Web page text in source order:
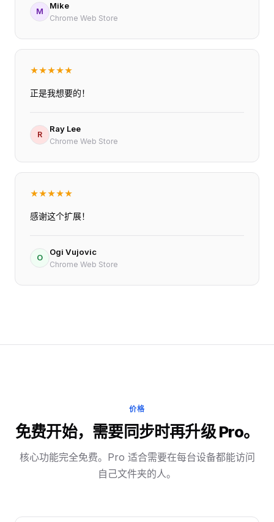
M
Mike
Chrome Web Store
★★★★★
正是我想要的！
R
Ray Lee
Chrome Web Store
★★★★★
感谢这个扩展！
O
Ogi Vujovic
Chrome Web Store
价格
免费开始，需要同步时再升级 Pro。
核心功能完全免费。Pro 适合需要在每台设备都能访问
自己文件夹的人。